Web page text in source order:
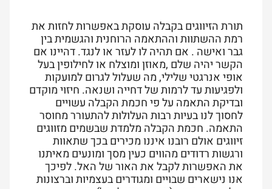
תורת הזיווגים בקבלה עוסקת באפשרות לחזות את
רמת ההשתוות וההתאמה הרוחנית והגשמית בין
גבר ואישה . אם תהיה לו לעזר או לנגד. דהיינו אם
הקשר יהיה שלם ,מאוזן ומוצלח או לחילופין בעל
אופי אנרגטי שלילי, מה שעלול לגרום למועקות
ולפגיעות עד לרמות של דחייה ושנאה. חיזוי מוקדם
ובדיקת התאמה על פי חכמת הקבלה עשויים
לחסוך לנו בעיות רבות העלולות להתעורר מחוסר
התאמה. חכמת הקבלה מלמדת שבשמים מזווגים
זיווגים אולם רובנו איננו מכירים בכך שתאוות
ורגשות רדודים מהווים כעין מסך ומונעים מאיתנו
את האפשרות לקבל את האור של האל. לפיכך
אנו נישארים שבויים ומגודרים בעצמיות וברצונות